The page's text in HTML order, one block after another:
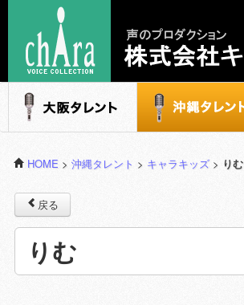
声のプロダクション - 株式会社キャラ
大阪タレント 沖縄タレント
HOME > 沖縄タレント > キャラキッズ > りむ
戻る
りむ